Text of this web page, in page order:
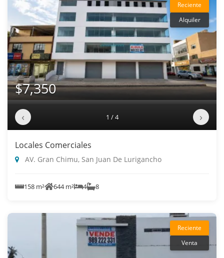
Reciente
Alquiler
$7,350
‹ 1 / 4 ›
Locales Comerciales
AV. Gran Chimu, San Juan De Lurigancho
158 m² 644 m² 4 8
Reciente
Venta